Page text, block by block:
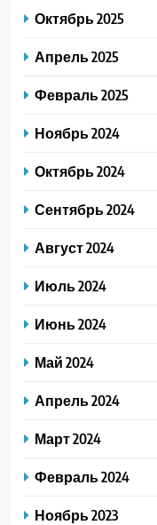
Октябрь 2025
Апрель 2025
Февраль 2025
Ноябрь 2024
Октябрь 2024
Сентябрь 2024
Август 2024
Июль 2024
Июнь 2024
Май 2024
Апрель 2024
Март 2024
Февраль 2024
Ноябрь 2023